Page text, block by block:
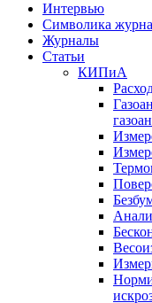
Интервью
Символика
Журналы
Статьи
КИПиА